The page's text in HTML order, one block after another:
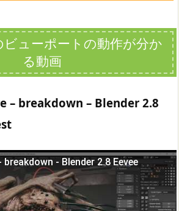
ューポートの動作が分か
る動画
– breakdown – Blender 2.8
- Blender 2.8 Eevee
で視聴